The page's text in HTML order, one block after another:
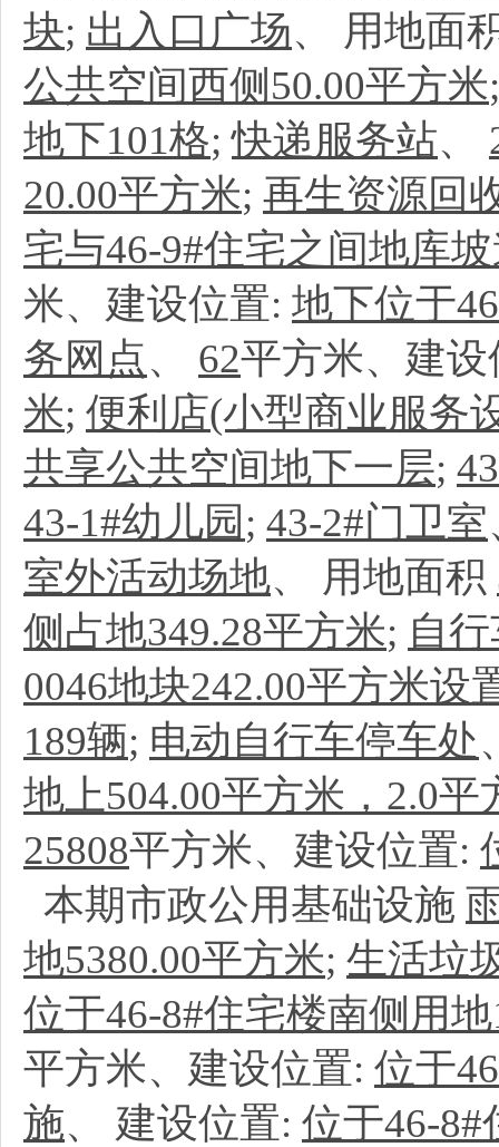
块; 出入口广场、 用地面
公共空间西侧50.00平方米
地下101格;快递服务站、
20.00平方米; 再生资源回
宅与46-9#住宅之间地库
米、建设位置: 地下位于
务网点、 62平方米、建
米; 便利店(小型商业服务
共享公共空间地下一层;
43-1#幼儿园 ; 43-2#门卫室
室外活动场地、 用地面积
侧占地349.28平方米; 自
0046地块242.00平方米设
189辆; 电动自行车停车处
地上504.00平方米，2.0
25808平方米、建设位置:
本期市政公用基础设施
地5380.00平方米; 生活垃
位于46-8#住宅楼南侧用
平方米、建设位置: 位于
施、 建设位置: 位于46-8#